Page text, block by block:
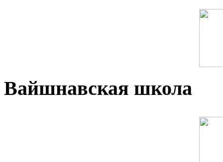
Вайшнавская школа